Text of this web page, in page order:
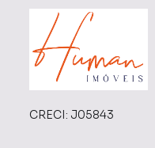
CRECI: J05843